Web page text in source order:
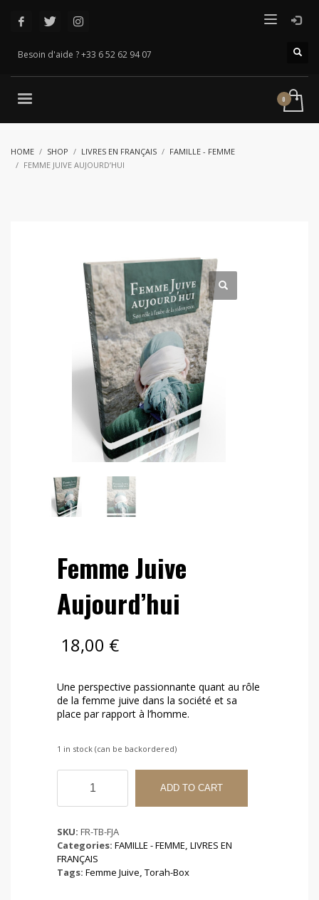
Besoin d'aide ? +33 6 52 62 94 07
HOME SHOP LIVRES EN FRANÇAIS
FAMILLE - FEMME
FEMME JUIVE AUJOURD’HUI
Femme Juive
Aujourd’hui
18,00 €
Une perspective passionnante quant au rôle
de la femme juive dans la société et sa
place par rapport à l’homme.
1 in stock (can be backordered)
Femme
Aujourd'hui
ADD TO CART
SKU: FR-TB-FJA
Categories: FAMILLE - FEMME, LIVRES EN
FRANÇAIS
Tags: Femme Juive, Torah-Box